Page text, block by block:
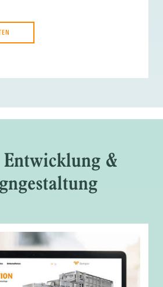
Entwicklung &